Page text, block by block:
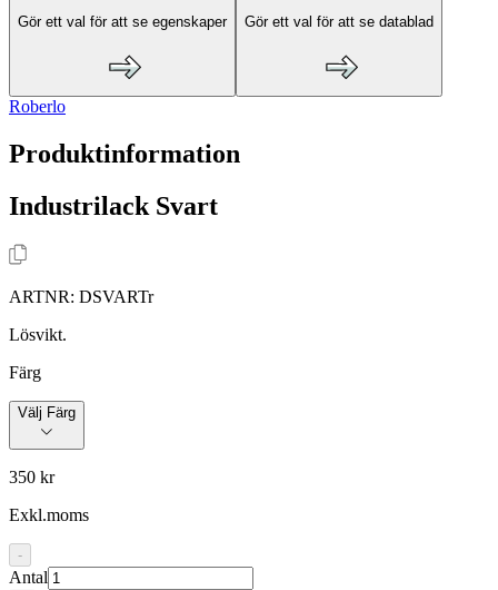
Gör ett val för att se egenskaper
Gör ett val för att se datablad
Roberlo
Produktinformation
Industrilack Svart
ARTNR: DSVARTr
Lösvikt.
Färg
Välj Färg
350 kr
Exkl.moms
-
Antal